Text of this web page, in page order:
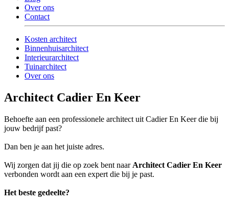
Over ons
Contact
Kosten architect
Binnenhuisarchitect
Interieurarchitect
Tuinarchitect
Over ons
Architect Cadier En Keer
Behoefte aan een professionele architect uit Cadier En Keer die bij
jouw bedrijf past?
Dan ben je aan het juiste adres.
Wij zorgen dat jij die op zoek bent naar Architect Cadier En Keer
verbonden wordt aan een expert die bij je past.
Het beste gedeelte?